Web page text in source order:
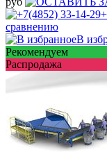
сравнению
В
Рекомендуем
Распродажа